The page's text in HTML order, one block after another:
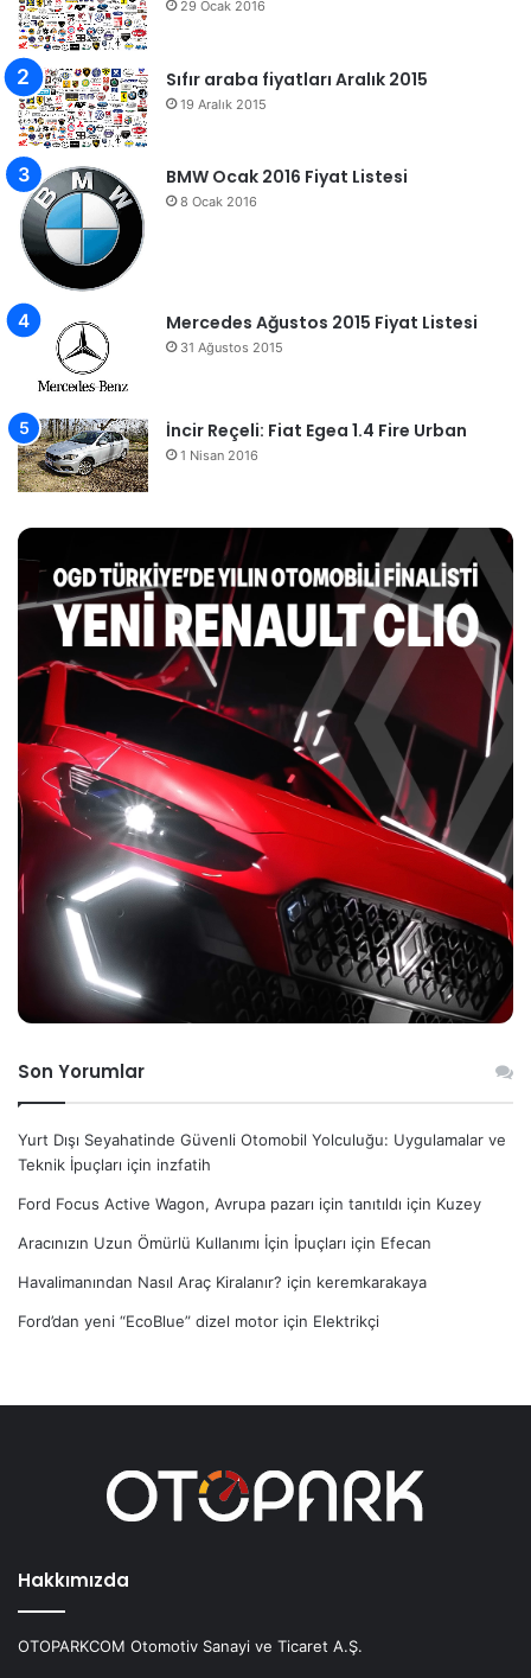
29 Ocak 2016
Sıfır araba fiyatları Aralık 2015
19 Aralık 2015
BMW Ocak 2016 Fiyat Listesi
8 Ocak 2016
Mercedes Ağustos 2015 Fiyat Listesi
31 Ağustos 2015
İncir Reçeli: Fiat Egea 1.4 Fire Urban
1 Nisan 2016
Son Yorumlar
Yurt Dışı Seyahatinde Güvenli Otomobil Yolculuğu: Uygulamalar ve
Teknik İpuçları için inzfatih
Ford Focus Active Wagon, Avrupa pazarı için tanıtıldı için Kuzey
Aracınızın Uzun Ömürlü Kullanımı İçin İpuçları için Efecan
Havalimanından Nasıl Araç Kiralanır? için keremkarakaya
Ford’dan yeni “EcoBlue” dizel motor için Elektrikçi
Hakkımızda
OTOPARKCOM Otomotiv Sanayi ve Ticaret A.Ş.